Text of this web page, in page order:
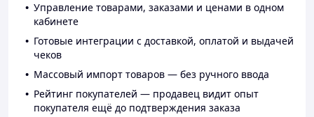
Управление товарами, заказами и ценами в одном
кабинете
Готовые интеграции с доставкой, оплатой и выдачей
чеков
Массовый импорт товаров — без ручного ввода
Рейтинг покупателей — продавец видит опыт
покупателя ещё до подтверждения заказа